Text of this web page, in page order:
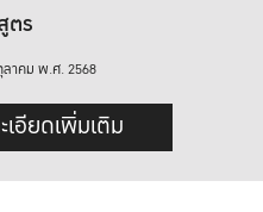
ตร
าคม พ.ศ. 2568
เอียดเพิ่มเติม